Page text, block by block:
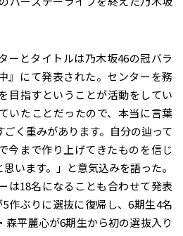
ーとタイトルは乃木坂46の冠バラ
』にて発表された。センターを務
目指すということが活動をしてい
いたことだったので、本当に言葉
く重みがあります。自分の辿って
今まで作り上げてきたものを信じ
います。」と意気込みを語った。
は18名になることも合わせて発表
作ぶりに選抜に復帰し、6期生4名
森平麗心が6期生から初の選抜入り